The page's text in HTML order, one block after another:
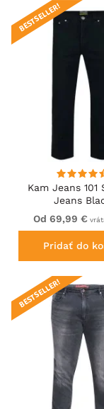
Kam Jeans 101
Jeans
BESTSELLER!
Od 69,99 €
Pridať do
BESTSELLER!